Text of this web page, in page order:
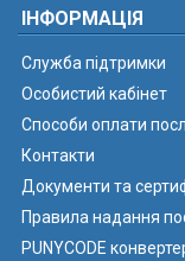
ІНФОРМАЦІЯ
Служба підтримки
Особистий кабінет
Способи оплати
Контакти
Документи та
Правила надання
PUNYCODE